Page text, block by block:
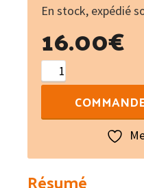
En stock, expédié
16.00€
quantité
de
Eschantits
Résumé